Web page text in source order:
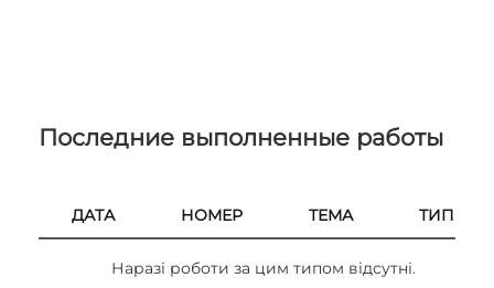
Последние выполненные работы
ДАТА НОМЕР ТЕМА ТИП
Наразі роботи за цим типом відсутні.